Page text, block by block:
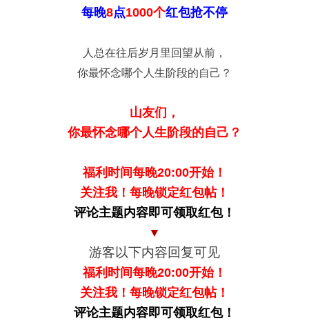
每晚8点1000个红包抢不停
人总在往后岁月里回望从前，
你最怀念哪个人生阶段的自己？
山友们，
你最怀念哪个人生阶段的自己？
福利时间每晚20:00开始！
关注我！每晚锁定红包帖！
评论主题内容即可领取红包！
▼
游客以下内容回复可见
福利时间每晚20:00开始！
关注我！每晚锁定红包帖！
评论主题内容即可领取红包！